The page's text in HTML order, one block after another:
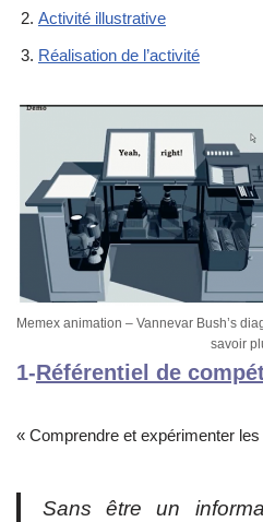
Activité illustrative
Réalisation de l’activité
Memex animation – Vannevar Bush’s
savoir
1-Référentiel de
« Comprendre et expérimenter
Sans être un